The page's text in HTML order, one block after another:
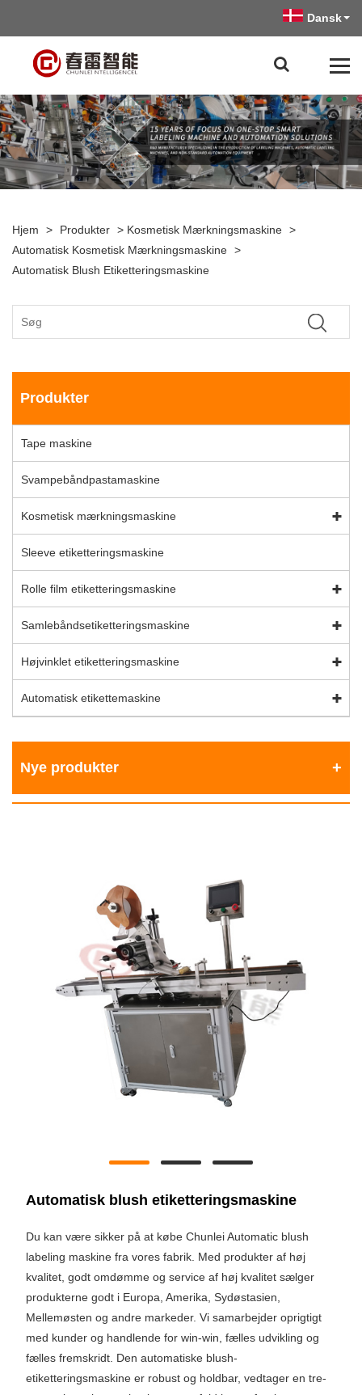
Dansk
Hjem > Produkter > Kosmetisk Mærkningsmaskine >
Automatisk Kosmetisk Mærkningsmaskine >
Automatisk Blush Etiketteringsmaskine
Produkter
Tape maskine
Svampebåndpastamaskine
Kosmetisk mærkningsmaskine
Sleeve etiketteringsmaskine
Rolle film etiketteringsmaskine
Samlebåndsetiketteringsmaskine
Højvinklet etiketteringsmaskine
Automatisk etikettemaskine
Nye produkter
Automatisk blush etiketteringsmaskine
Du kan være sikker på at købe Chunlei Automatic blush
labeling maskine fra vores fabrik. Med produkter af høj
kvalitet, godt omdømme og service af høj kvalitet sælger
produkterne godt i Europa, Amerika, Sydøstasien,
Mellemøsten og andre markeder. Vi samarbejder oprigtigt
med kunder og handlende for win-win, fælles udvikling og
fælles fremskridt. Den automatiske blush-
etiketteringsmaskine er robust og holdbar, vedtager en tre-